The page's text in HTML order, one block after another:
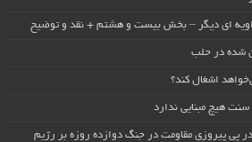
زاویه ای دیگر – بخش بیست و هشتم + نقد و توضیح
شده در حلب
اشغال کند؟
هیچ مبنایی ندارد
پی پیروزی مقاومت در جنگ دوازده روزه بر رژیم